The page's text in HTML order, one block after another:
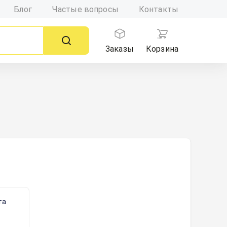
Блог Частые вопросы Контакты
Заказы
Корзина